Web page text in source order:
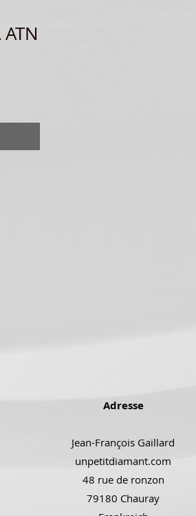
Adresse
Jean-François Gaillard
unpetitdiamant.com
48 rue de ronzon
79180 Chauray